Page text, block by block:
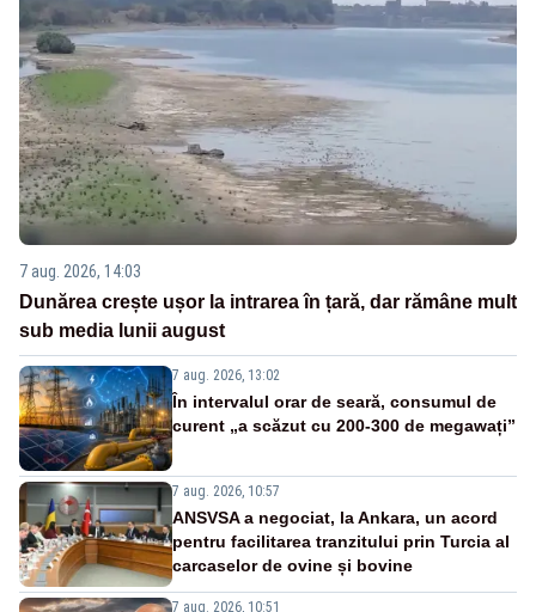
7 aug. 2026, 14:03
Dunărea crește ușor la intrarea în țară, dar rămâne mult
sub media lunii august
7 aug. 2026, 13:02
În intervalul orar de seară, consumul de
curent „a scăzut cu 200-300 de megawați”
7 aug. 2026, 10:57
ANSVSA a negociat, la Ankara, un acord
pentru facilitarea tranzitului prin Turcia al
carcaselor de ovine și bovine
7 aug. 2026, 10:51